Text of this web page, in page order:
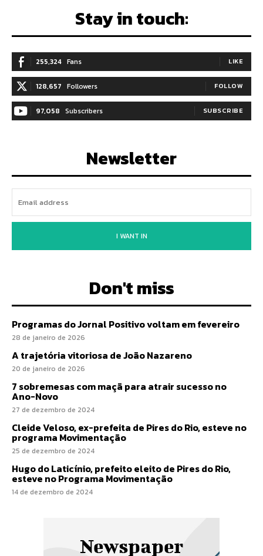
Stay in touch:
255,324 Fans LIKE
128,657 Followers FOLLOW
97,058 Subscribers SUBSCRIBE
Newsletter
I WANT IN
Don't miss
Programas do Jornal Positivo voltam em fevereiro
28 de janeiro de 2026
A trajetória vitoriosa de João Nazareno
20 de janeiro de 2026
7 sobremesas com maçã para atrair sucesso no
Ano-Novo
27 de dezembro de 2024
Cleide Veloso, ex-prefeita de Pires do Rio, esteve no
programa Movimentação
25 de dezembro de 2024
Hugo do Laticínio, prefeito eleito de Pires do Rio,
esteve no Programa Movimentação
14 de dezembro de 2024